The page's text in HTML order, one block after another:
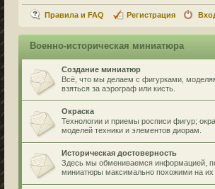
Правила и FAQ Регистрация
Военно-историческая миниатюра
Создание миниатюр
Всё, что мы делаем с фигурками,
взяться за аэрограф или кисть.
Окраска
Технологии и приемы росписи фигур;
моделей техники и элементов диорам.
Историческая достоверность
Здесь мы обмениваемся информацией,
миниатюры максимально похожими на их